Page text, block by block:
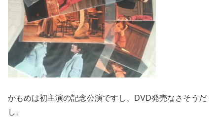
かもめは初主演の記念公演ですし、DVD発売なさそうだ
し。